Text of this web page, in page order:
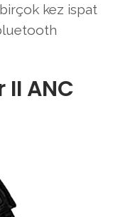
birçok kez ispat
ANC